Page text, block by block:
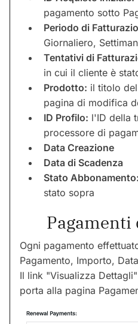
pagamento sotto
Periodo di
Giornaliero,
Tentativi di
in cui il cliente è
Prodotto: il titolo
pagina di modifica
ID Profilo: l'ID della
processore di
Data Creazione
Data di Scadenza
Stato Abbonamento:
stato sopra
Ogni pagamento
Pagamento, Importo,
Il link "Visualizza
porta alla pagina